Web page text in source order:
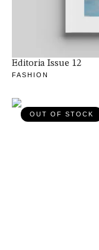
Editoria Issue 12
FASHION
OUT OF STOCK